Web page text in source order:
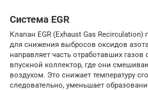
Система EGR
Клапан EGR (Exhaust Gas Recirculation)
для снижения выбросов оксидов
направляет часть отработавших газов
впускной коллектор, где они
воздухом. Это снижает температуру
следовательно, уменьшает